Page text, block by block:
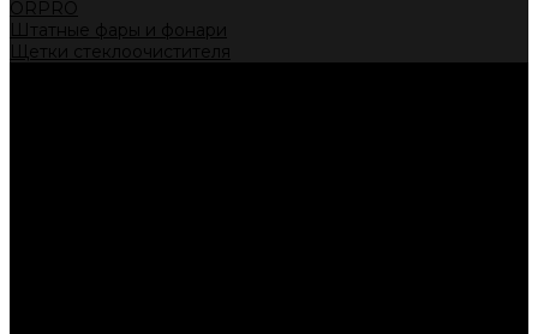
ORPRO
Штатные фары и фонари
Щетки стеклоочистителя